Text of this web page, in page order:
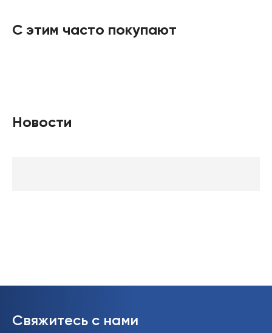
С этим часто покупают
Новости
Свяжитесь с нами